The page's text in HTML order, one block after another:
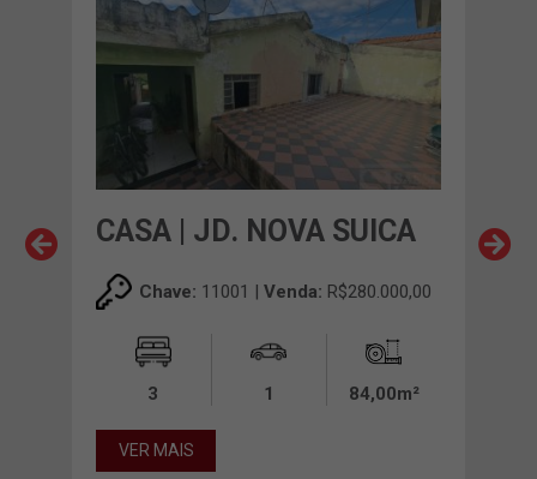
CASA | JD. NOVA SUICA
Chave: 11001 | Venda: R$280.000,00
3 1 84,00m²
VER MAIS